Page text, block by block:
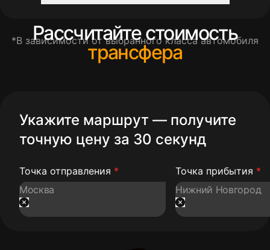
*В зависимости от выбранного класса автомобиля
Рассчитайте стоимость
трансфера
Укажите маршрут — получите
точную цену за 30 секунд
Точка отправления * Точка прибытия *